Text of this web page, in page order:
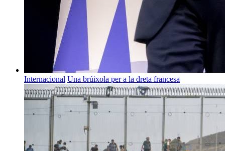
Internacional Una brúixola per a la dreta francesa